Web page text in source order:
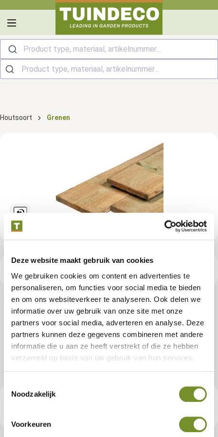
Deze website maakt gebruik van cookies
We gebruiken cookies om content en advertenties te
personaliseren, om functies voor social media te bieden
en om ons websiteverkeer te analyseren. Ook delen we
informatie over uw gebruik van onze site met onze
partners voor social media, adverteren en analyse. Deze
partners kunnen deze gegevens combineren met andere
informatie die u aan ze heeft verstrekt of die ze hebben
verzameld op basis van uw gebruik van hun services.
Noodzakelijk
Voorkeuren
Product type, materiaal, artikelnummer...
Houtsoort Grenen
Grenen kantplank 2,0 x 20,0 x 400
cm, vers, groen geïmpregneerd,
fijnbezaagd, scherpkantig